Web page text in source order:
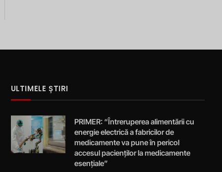
ULTIMELE ȘTIRI
PRIMER: “Întreruperea alimentării cu
energie electrică a fabricilor de
medicamente va pune în pericol
accesul pacienților la medicamente
esențiale”